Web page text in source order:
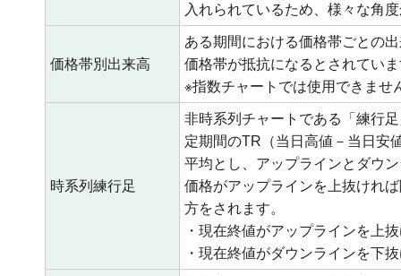
入れられているため、様々な角
価格帯別出来高
ある期間における価格帯ごとの
価格帯が抵抗になるとされてい
※指数チャートでは使用できませ
時系列練行足
非時系列チャートである「練行
定期間のTR（当日高値－当日安
平均とし、アップラインとダウ
価格がアップラインを上抜けれ
方をされます。
・現在終値がアップラインを上
・現在終値がダウンラインを下